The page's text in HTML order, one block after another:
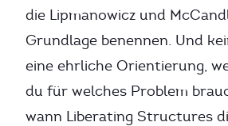
die Lipmanowicz und
Grundlage benennen. Und
eine ehrliche Orientierung,
du für welches Problem
wann Liberating Structures